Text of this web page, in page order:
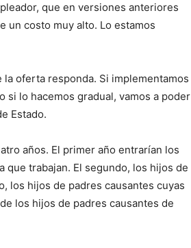
que en versiones anteriores
un costo muy alto. Lo estamos
oferta responda. Si implementamos
si lo hacemos gradual, vamos a poder
Estado.
años. El primer año entrarían los
trabajan. El segundo, los hijos de
los hijos de padres causantes cuyas
los hijos de padres causantes de